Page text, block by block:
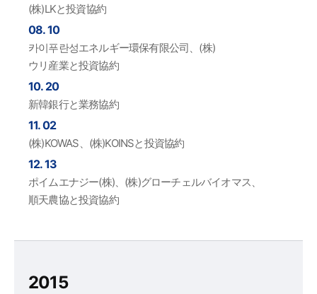
(株)LKと投資協約
08. 10
카이푸란성エネルギー環保有限公司、(株)
ウリ産業と投資協約
10. 20
新韓銀行と業務協約
11. 02
(株)KOWAS、(株)KOINSと投資協約
12. 13
ポイムエナジー(株)、(株)グローチェルバイオマス、
順天農協と投資協約
2015